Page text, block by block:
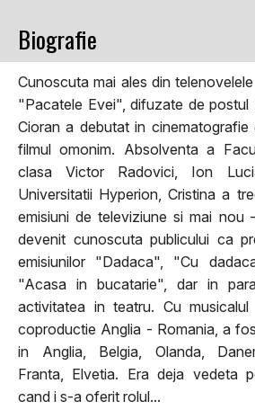
Biografie
Cunoscuta mai ales din
"Pacatele Evei", difuzate de postul
Cioran a debutat in
filmul omonim. Absolventa a
clasa Victor Radovici, Ion
Universitatii Hyperion, Cristina a
emisiuni de televiziune si mai nou
devenit cunoscuta publicului ca
emisiunilor "Dadaca", "Cu
"Acasa in bucatarie", dar in
activitatea in teatru. Cu
coproductie Anglia - Romania, a
in Anglia, Belgia, Olanda,
Franta, Elvetia. Era deja vedeta
cand i s-a oferit rolul...